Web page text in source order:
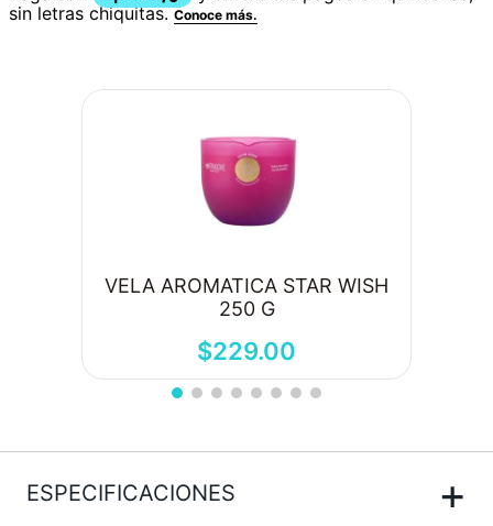
VELA AROMATICA STAR WISH
250 G
$229.00
ESPECIFICACIONES +